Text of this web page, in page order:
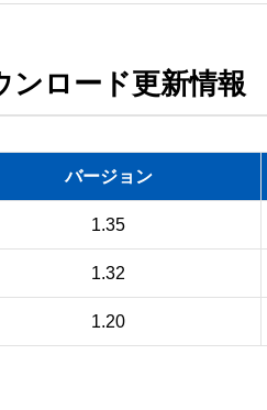
ンロード更新情報
バージョン
1.35
1.32
1.20